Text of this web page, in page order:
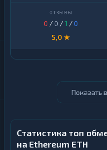
0 / 0 /1 /0
5,0 ★
Показать
Статистика топ
на Ethereum ETH